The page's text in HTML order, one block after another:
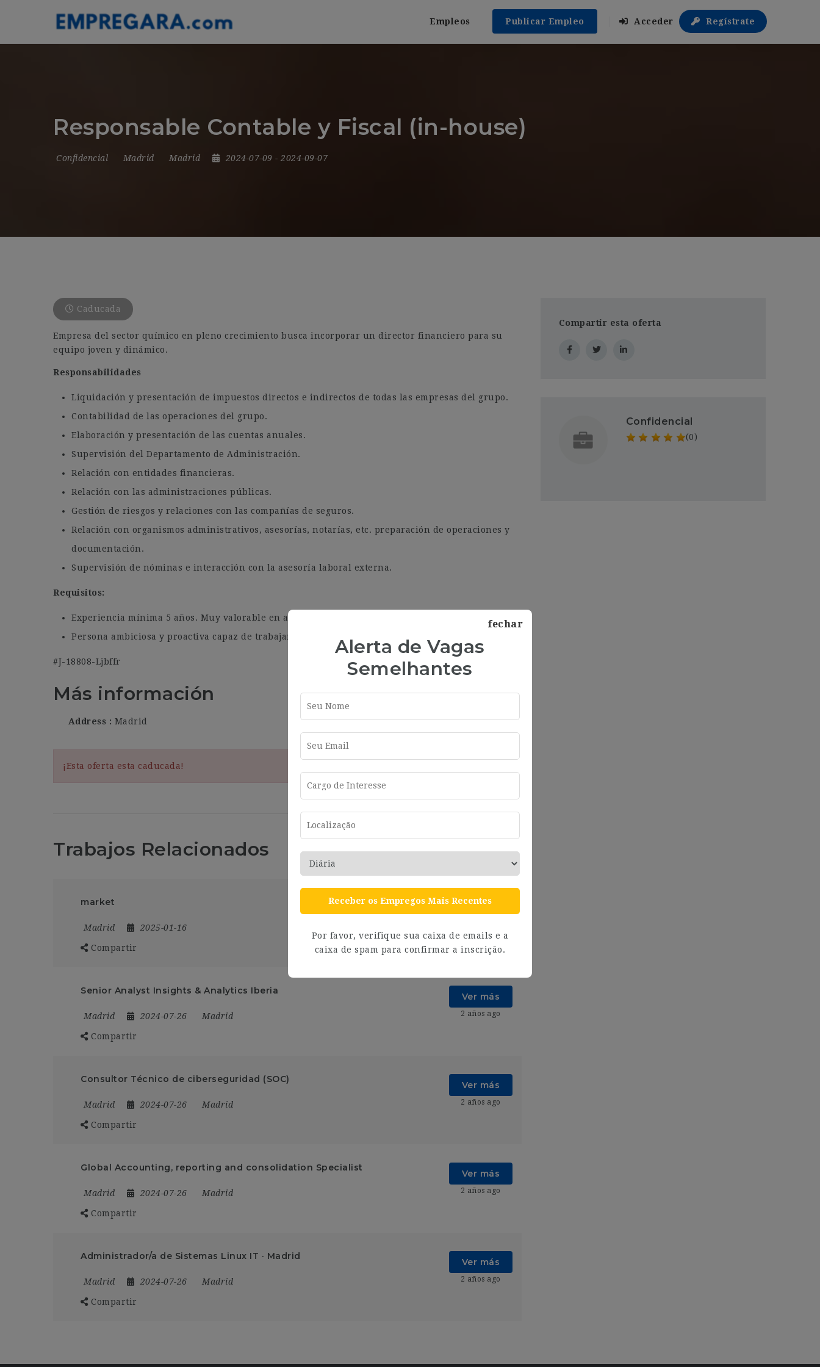
Empleos Publicar Empleo Acceder Regístrate
Responsable Contable y Fiscal (in-house)
Confidencial Madrid Madrid 2024-07-09 - 2024-09-07
Caducada
Empresa del sector químico en pleno crecimiento busca incorporar un director financiero para su
equipo joven y dinámico.
Responsabilidades
Liquidación y presentación de impuestos directos e indirectos de todas las empresas del grupo.
Contabilidad de las operaciones del grupo.
Elaboración y presentación de las cuentas anuales.
Supervisión del Departamento de Administración.
Relación con entidades financieras.
Relación con las administraciones públicas.
Gestión de riesgos y relaciones con las compañías de seguros.
Relación con organismos administrativos, asesorías, notarías, etc. preparación de operaciones y
documentación.
Supervisión de nóminas e interacción con la asesoría laboral externa.
Requisitos:
Experiencia mínima 5 años. Muy valorable en asesoría.
Persona ambiciosa y proactiva capaz de trabajar bajo presión.
#J-18808-Ljbffr
Más información
Address Madrid
¡Esta oferta esta caducada!
Trabajos Relacionados
market
Madrid 2025-01-16
Compartir
Senior Analyst Insights & Analytics Iberia
Madrid 2024-07-26 Madrid
Compartir
Ver más
2 años ago
Consultor Técnico de ciberseguridad (SOC)
Madrid 2024-07-26 Madrid
Compartir
Ver más
2 años ago
Global Accounting, reporting and consolidation Specialist
Madrid 2024-07-26 Madrid
Compartir
Ver más
2 años ago
Administrador/a de Sistemas Linux IT · Madrid
Madrid 2024-07-26 Madrid
Compartir
Ver más
2 años ago
Compartir esta oferta
Confidencial
(0)
fechar
Alerta de Vagas
Semelhantes
Receber os Empregos Mais Recentes
Por favor, verifique sua caixa de emails e a
caixa de spam para confirmar a inscrição.